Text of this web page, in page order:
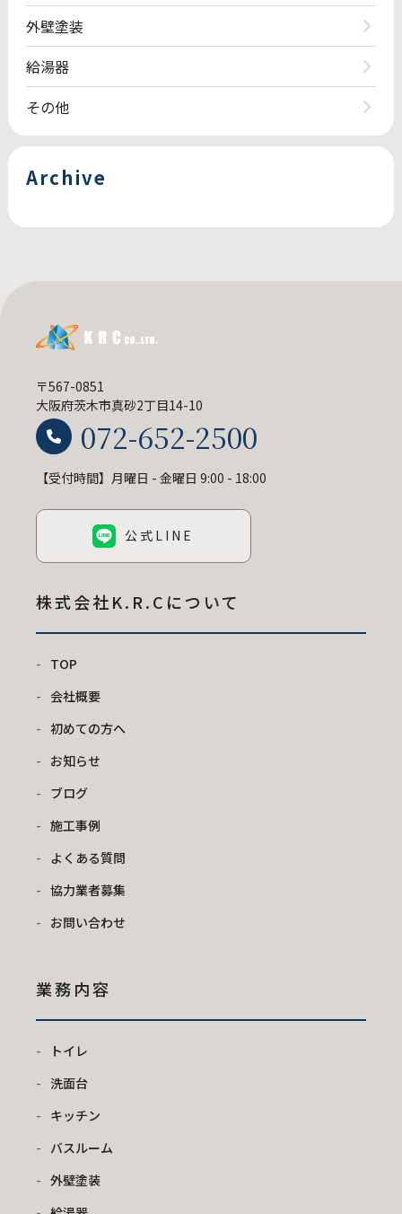
外壁塗装
給湯器
その他
Archive
〒567-0851
大阪府茨木市真砂2丁目14-10
072-652-2500
【受付時間】月曜日 - 金曜日 9:00 - 18:00
公式LINE
株式会社K.R.C について
TOP
会社概要
初めての方へ
お知らせ
ブログ
施工事例
よくある質問
協力業者募集
お問い合わせ
業務内容
トイレ
洗面台
キッチン
バスルーム
外壁塗装